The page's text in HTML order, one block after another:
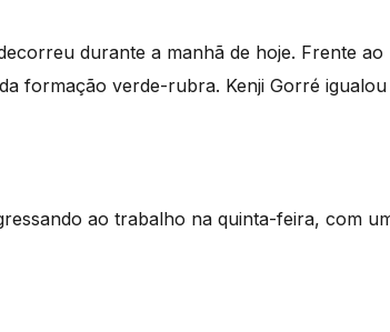
durante a manhã de hoje. Frente ao
formação verde-rubra. Kenji Gorré igualou
ao trabalho na quinta-feira, com